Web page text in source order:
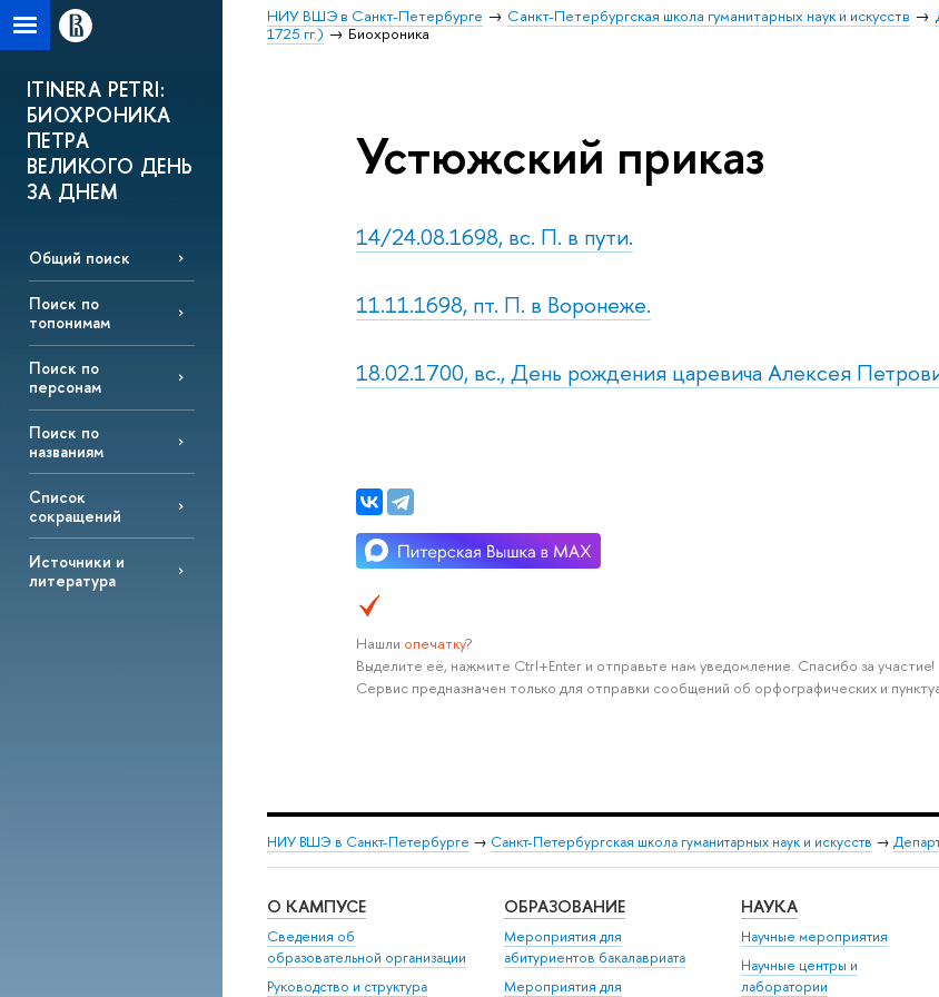
НИУ ВШЭ в Санкт-Петербурге Санкт-Петербургская школа гуманитарных наук и искусств
1725 гг.)
Биохроника
ITINERA PETRI:
БИОХРОНИКА
ПЕТРА
ВЕЛИКОГО ДЕНЬ
ЗА ДНЕМ
Общий поиск
Поиск по
топонимам
Поиск по
персонам
Поиск по
названиям
Список
сокращений
Источники и
литература
Устюжский приказ
14/24.08.1698, вс. П. в пути.
11.11.1698, пт. П. в Воронеже.
18.02.1700, вс., День рождения царевича Алексея
Нашли опечатку?
Выделите её, нажмите Ctrl+Enter и отправьте нам уведомление. Спасибо за участие!
Сервис предназначен только для отправки сообщений об орфографических и
НИУ ВШЭ в Санкт-Петербурге → Санкт-Петербургская школа гуманитарных наук и искусств →
О КАМПУСЕ
Сведения об
образовательной организации
Руководство и структура
ОБРАЗОВАНИЕ
Мероприятия для
абитуриентов бакалавриата
Мероприятия для
НАУКА
Научные мероприятия
Научные центры и
лаборатории